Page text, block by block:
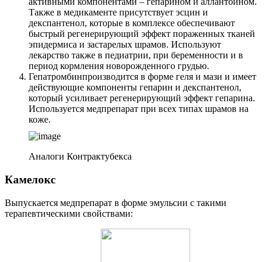
Также в медикаменте присутствует эсцин и
декспантенол, которые в комплексе обеспечивают
быстрый регенерирующий эффект пораженных тканей
эпидермиса и застарелых шрамов. Используют
лекарство также в педиатрии, при беременности и в
период кормления новорожденного грудью.
Гепатромбинпроизводится в форме геля и мази и имеет
действующие компоненты гепарин и декспантенол,
который усиливает регенерирующий эффект гепарина.
Используется медпрепарат при всех типах шрамов на
коже.
Аналоги Контрактубекса
Камелокс
Выпускается медпрепарат в форме эмульсии с такими
терапевтическими свойствами: